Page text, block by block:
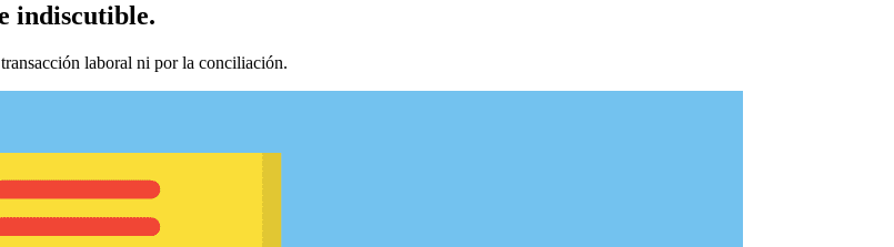
indiscutible.
laboral ni por la conciliación.